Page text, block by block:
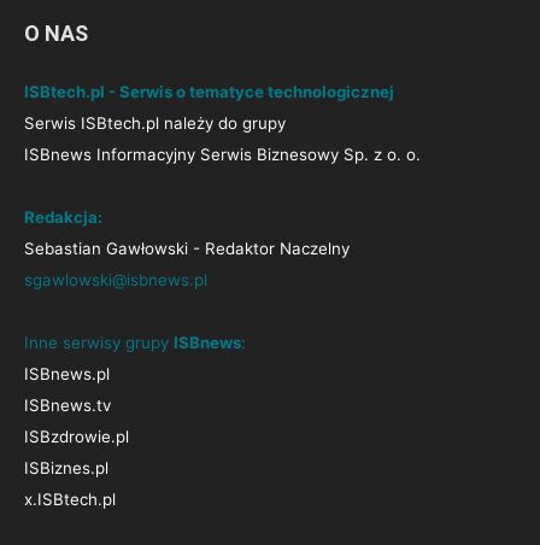
O NAS
ISBtech.pl - Serwis o tematyce technologicznej
Serwis ISBtech.pl należy do grupy
ISBnews Informacyjny Serwis Biznesowy Sp. z o. o.
Redakcja:
Sebastian Gawłowski - Redaktor Naczelny
sgawlowski@isbnews.pl
Inne serwisy grupy ISBnews:
ISBnews.pl
ISBnews.tv
ISBzdrowie.pl
ISBiznes.pl
x.ISBtech.pl